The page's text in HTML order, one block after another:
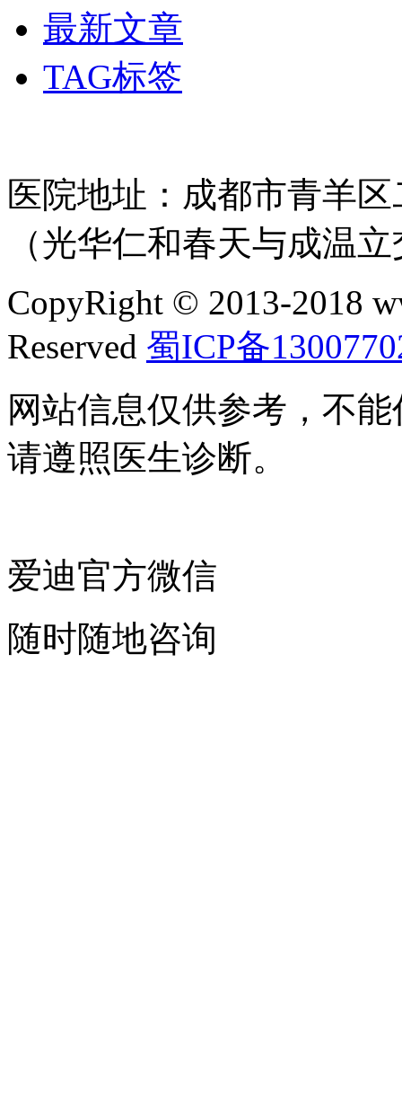
最新文章
TAG标签
医院地址：成都市青羊
（光华仁和春天与成温
CopyRight © 2013-2018
Reserved 蜀ICP备
网站信息仅供参考，不
请遵照医生诊断。
爱迪官方微信
随时随地咨询